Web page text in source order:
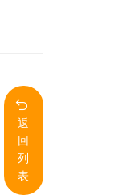
返
回
列
表